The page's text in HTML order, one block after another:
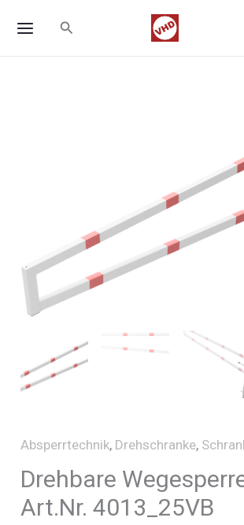
Inhalt
Suchen
Absperrtechnik, Drehschranke,
Drehbare
Art.Nr. 4013_25VB